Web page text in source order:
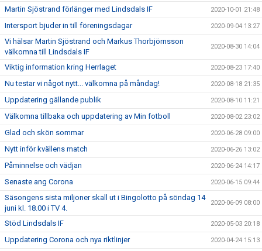
Martin Sjöstrand förlänger med Lindsdals IF 2020-10-01 21:48
Intersport bjuder in till föreningsdagar 2020-09-04 13:27
Vi hälsar Martin Sjöstrand och Markus Thorbjörnsson
välkomna till Lindsdals IF
2020-08-30 14:04
Viktig information kring Herrlaget 2020-08-23 17:40
Nu testar vi något nytt... välkomna på måndag! 2020-08-18 21:35
Uppdatering gällande publik 2020-08-10 11:21
Välkomna tillbaka och uppdatering av Min fotboll 2020-08-02 23:02
Glad och skön sommar 2020-06-28 09:00
Nytt inför kvällens match 2020-06-26 13:02
Påminnelse och vädjan 2020-06-24 14:17
Senaste ang Corona 2020-06-15 09:44
Säsongens sista miljoner skall ut i Bingolotto på söndag 14
juni kl. 18.00 i TV 4.
2020-06-09 08:00
Stöd Lindsdals IF 2020-05-03 20:18
Uppdatering Corona och nya riktlinjer 2020-04-24 15:13